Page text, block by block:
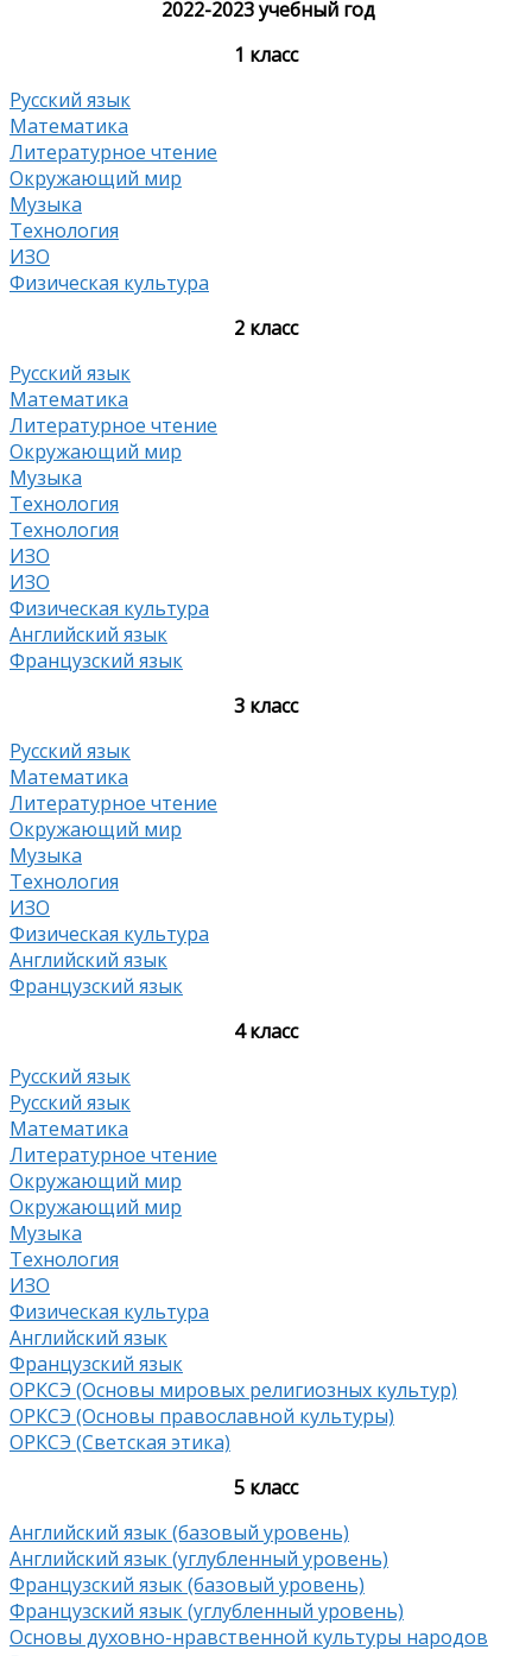
2022-2023 учебный год
1 класс
Русский язык
Математика
Литературное чтение
Окружающий мир
Музыка
Технология
ИЗО
Физическая культура
2 класс
Русский язык
Математика
Литературное чтение
Окружающий мир
Музыка
Технология
Технология
ИЗО
ИЗО
Физическая культура
Английский язык
Французский язык
3 класс
Русский язык
Математика
Литературное чтение
Окружающий мир
Музыка
Технология
ИЗО
Физическая культура
Английский язык
Французский язык
4 класс
Русский язык
Русский язык
Математика
Литературное чтение
Окружающий мир
Окружающий мир
Музыка
Технология
ИЗО
Физическая культура
Английский язык
Французский язык
ОРКСЭ (Основы мировых религиозных культур)
ОРКСЭ (Основы православной культуры)
ОРКСЭ (Светская этика)
5 класс
Английский язык (базовый уровень)
Английский язык (углубленный уровень)
Французский язык (базовый уровень)
Французский язык (углубленный уровень)
Основы духовно-нравственной культуры народов